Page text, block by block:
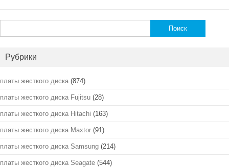
Рубрики
платы жесткого диска (874)
платы жесткого диска Fujitsu (28)
платы жесткого диска Hitachi (163)
платы жесткого диска Maxtor (91)
платы жесткого диска Samsung (214)
платы жесткого диска Seagate (544)